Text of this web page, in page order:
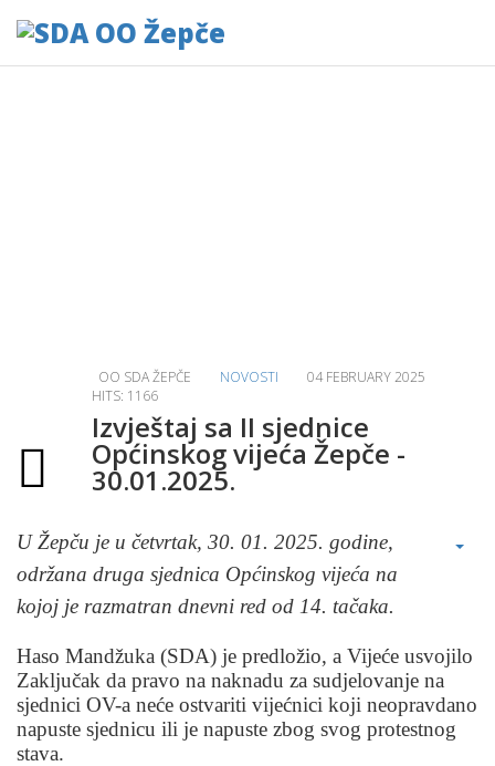
OO SDA ŽEPČE NOVOSTI
04 FEBRUARY 2025
HITS: 1166
Izvještaj sa II sjednice
Općinskog vijeća Žepče -
30.01.2025.
U Žepču je u četvrtak, 30. 01. 2025. godine,
održana druga sjednica Općinskog vijeća na
kojoj je razmatran dnevni red od 14. tačaka.
Haso Mandžuka (SDA) je predložio, a Vijeće usvojilo
Zaključak da pravo na naknadu za sudjelovanje na
sjednici OV-a neće ostvariti vijećnici koji neopravdano
napuste sjednicu ili je napuste zbog svog protestnog
stava.